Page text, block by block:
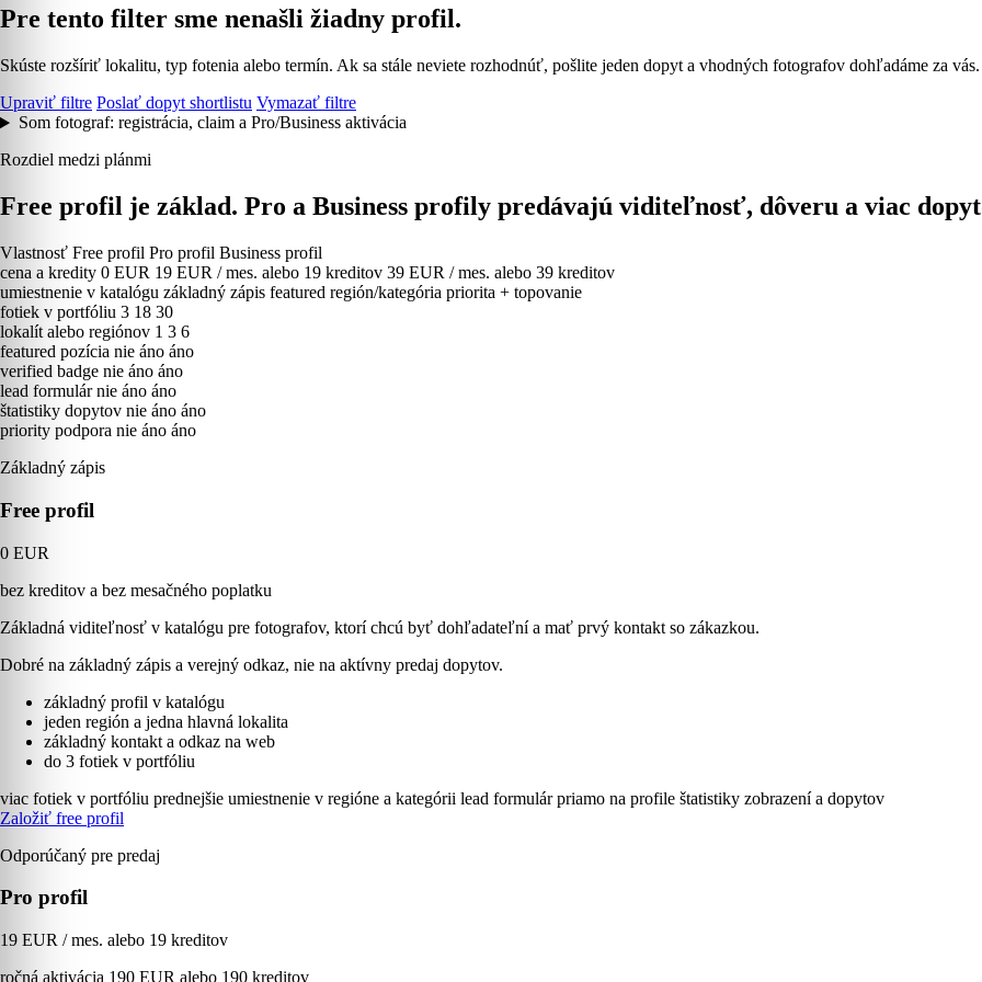
Pre tento filter sme nenašli žiadny profil.
Skúste rozšíriť lokalitu, typ fotenia alebo termín. Ak sa stále neviete rozhodnúť, pošlite jeden dopyt a vhodných fotografov dohľadáme za vás.
Upraviť filtre Poslať dopyt shortlistu Vymazať filtre
Som fotograf: registrácia, claim a Pro/Business aktivácia
Rozdiel medzi plánmi
Free profil je základ. Pro a Business profily predávajú viditeľnosť, dôveru a viac
Vlastnosť Free profil Pro profil Business profil
cena a kredity 0 EUR 19 EUR / mes. alebo 19 kreditov 39 EUR / mes. alebo 39 kreditov
umiestnenie v katalógu základný zápis featured región/kategória priorita + topovanie
fotiek v portfóliu 3 18 30
lokalít alebo regiónov 1 3 6
featured pozícia nie áno áno
verified badge nie áno áno
lead formulár nie áno áno
štatistiky dopytov nie áno áno
priority podpora nie áno áno
Základný zápis
Free profil
0 EUR
bez kreditov a bez mesačného poplatku
Základná viditeľnosť v katalógu pre fotografov, ktorí chcú byť dohľadateľní a mať prvý kontakt so zákazkou.
Dobré na základný zápis a verejný odkaz, nie na aktívny predaj dopytov.
základný profil v katalógu
jeden región a jedna hlavná lokalita
základný kontakt a odkaz na web
do 3 fotiek v portfóliu
viac fotiek v portfóliu prednejšie umiestnenie v regióne a kategórii lead formulár priamo na profile štatistiky zobrazení a dopytov
Založiť free profil
Odporúčaný pre predaj
Pro profil
19 EUR / mes. alebo 19 kreditov
ročná aktivácia 190 EUR alebo 190 kreditov